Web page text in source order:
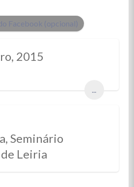
Facebook (opcional)
2015
...
Seminário
Leiria